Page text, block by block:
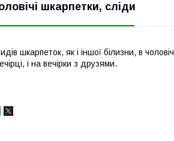
шкарпетки, сліди
шкарпеток, як і іншої білизни, в
і на вечірки з друзями.